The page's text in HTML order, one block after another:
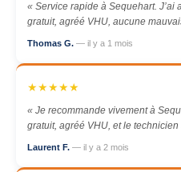
« Service rapide à Sequehart. J’ai
gratuit, agréé VHU, aucune
Thomas G. — il y a 1 mois
★★★★★
« Je recommande vivement à
gratuit, agréé VHU, et le technicien
Laurent F. — il y a 2 mois